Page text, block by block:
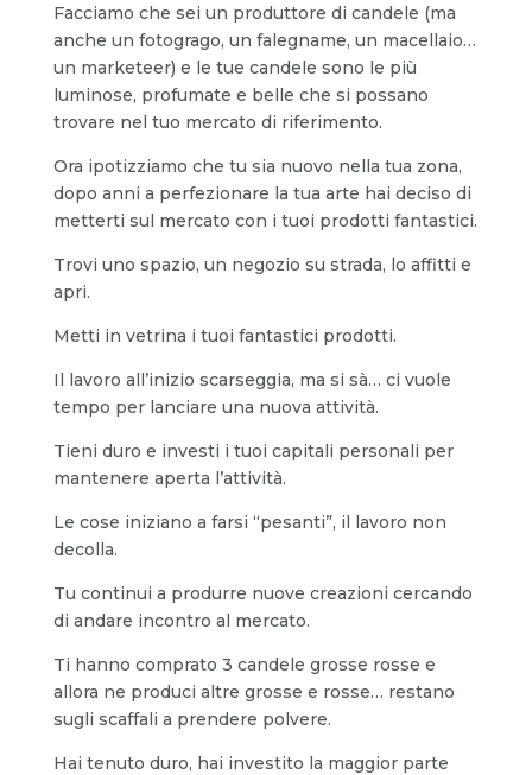
Facciamo che sei un produttore di candele (ma
anche un fotogrago, un falegname, un macellaio…
un marketeer) e le tue candele sono le più
luminose, profumate e belle che si possano
trovare nel tuo mercato di riferimento.
Ora ipotizziamo che tu sia nuovo nella tua zona,
dopo anni a perfezionare la tua arte hai deciso di
metterti sul mercato con i tuoi prodotti fantastici.
Trovi uno spazio, un negozio su strada, lo affitti e
apri.
Metti in vetrina i tuoi fantastici prodotti.
Il lavoro all’inizio scarseggia, ma si sà… ci vuole
tempo per lanciare una nuova attività.
Tieni duro e investi i tuoi capitali personali per
mantenere aperta l’attività.
Le cose iniziano a farsi “pesanti”, il lavoro non
decolla.
Tu continui a produrre nuove creazioni cercando
di andare incontro al mercato.
Ti hanno comprato 3 candele grosse rosse e
allora ne produci altre grosse e rosse… restano
sugli scaffali a prendere polvere.
Hai tenuto duro, hai investito la maggior parte